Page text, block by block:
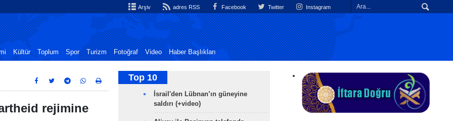
Arşiv adres RSS Facebook Twitter Instagram
Kültür Toplum Spor Turizm Fotoğraf Video Haber Başlıkları
rejimine
Top 10
İsrail'den Lübnan’ın güneyine
saldırı (+video)